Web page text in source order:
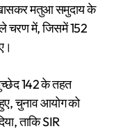
मतुआ समुदाय के
चरण में, जिसमें 152
142 के तहत
चुनाव आयोग को
ताकि SIR